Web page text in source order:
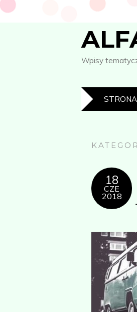
Wpisy
18
CZE
2018